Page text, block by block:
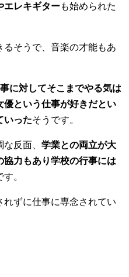
エレキギターも始められた
るそうで、音楽の才能もあ
に対してそこまでやる気は
優という仕事が好きだとい
いったそうです。
反面、 学業との両立が大
協力もあり学校の行事には
。
れずに仕事に専念されてい